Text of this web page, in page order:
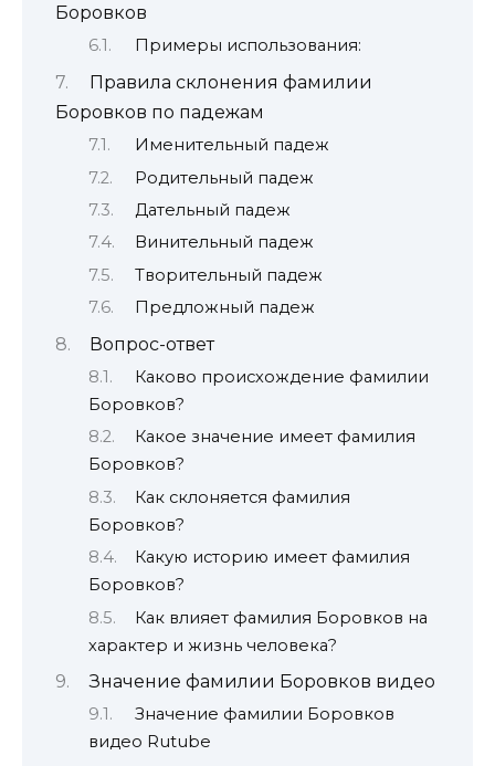
Боровков
Примеры использования:
Правила склонения фамилии
Боровков по падежам
Именительный падеж
Родительный падеж
Дательный падеж
Винительный падеж
Творительный падеж
Предложный падеж
Вопрос-ответ
Каково происхождение фамилии
Боровков?
Какое значение имеет фамилия
Боровков?
Как склоняется фамилия
Боровков?
Какую историю имеет фамилия
Боровков?
Как влияет фамилия Боровков на
характер и жизнь человека?
Значение фамилии Боровков видео
Значение фамилии Боровков
видео Rutube